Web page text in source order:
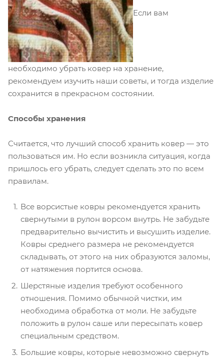
Если вам
необходимо убрать ковер на хранение,
рекомендуем изучить наши советы, и тогда изделие
сохранится в прекрасном состоянии.
Способы хранения
Считается, что лучший способ хранить ковер — это
пользоваться им. Но если возникла ситуация, когда
пришлось его убрать, следует сделать это по всем
правилам.
Все ворсистые ковры рекомендуется хранить
свернутыми в рулон ворсом внутрь. Не забудьте
предварительно вычистить и высушить изделие.
Ковры среднего размера не рекомендуется
складывать, от этого на них образуются заломы,
от натяжения портится основа.
Шерстяные изделия требуют особенного
отношения. Помимо обычной чистки, им
необходима обработка от моли. Не забудьте
положить в рулон саше или пересыпать ковер
специальным средством.
Большие ковры, которые невозможно свернуть